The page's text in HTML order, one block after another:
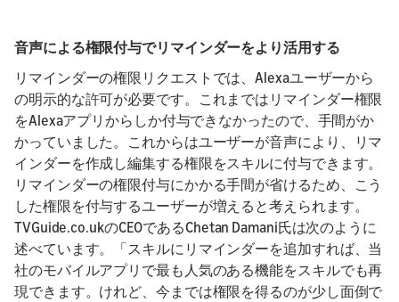
音声による権限付与でリマインダーをより活用する
リマインダーの権限リクエストでは、Alexaユーザーから
の明示的な許可が必要です。これまではリマインダー権限
をAlexaアプリからしか付与できなかったので、手間がか
かっていました。これからはユーザーが音声により、リマ
インダーを作成し編集する権限をスキルに付与できます。
リマインダーの権限付与にかかる手間が省けるため、こう
した権限を付与するユーザーが増えると考えられます。
TVGuide.co.ukのCEOであるChetan Damani氏は次のように
述べています。「スキルにリマインダーを追加すれば、当
社のモバイルアプリで最も人気のある機能をスキルでも再
現できます。けれど、今までは権限を得るのが少し面倒で